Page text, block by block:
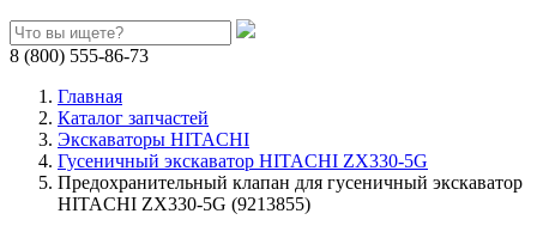
8 (800) 555-86-73
Главная
Каталог запчастей
Экскаваторы HITACHI
Гусеничный экскаватор HITACHI ZX330-5G
Предохранительный клапан для гусеничный экскаватор
HITACHI ZX330-5G (9213855)